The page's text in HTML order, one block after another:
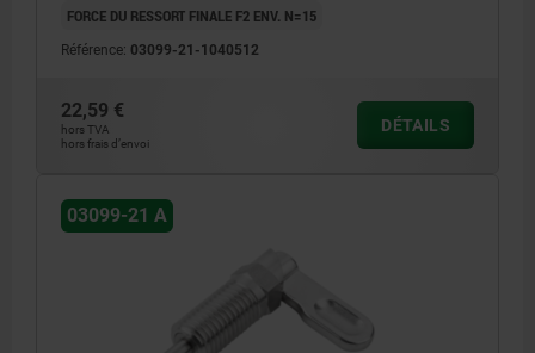
FORCE DU RESSORT FINALE F2 ENV. N=15
Référence: 03099-21-1040512
22,59 €
hors TVA
hors frais d’envoi
DÉTAILS
03099-21 A